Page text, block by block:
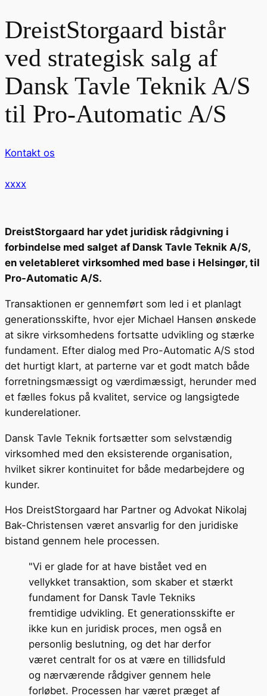
DreistStorgaard bistår
ved strategisk salg af
Dansk Tavle Teknik A/S
til Pro-Automatic A/S
Kontakt os
xxxx
DreistStorgaard har ydet juridisk rådgivning i
forbindelse med salget af Dansk Tavle Teknik A/S,
en veletableret virksomhed med base i Helsingør, til
Pro-Automatic A/S.
Transaktionen er gennemført som led i et planlagt
generationsskifte, hvor ejer Michael Hansen ønskede
at sikre virksomhedens fortsatte udvikling og stærke
fundament. Efter dialog med Pro-Automatic A/S stod
det hurtigt klart, at parterne var et godt match både
forretningsmæssigt og værdimæssigt, herunder med
et fælles fokus på kvalitet, service og langsigtede
kunderelationer.
Dansk Tavle Teknik fortsætter som selvstændig
virksomhed med den eksisterende organisation,
hvilket sikrer kontinuitet for både medarbejdere og
kunder.
Hos DreistStorgaard har Partner og Advokat Nikolaj
Bak-Christensen været ansvarlig for den juridiske
bistand gennem hele processen.
"Vi er glade for at have bistået ved en
vellykket transaktion, som skaber et stærkt
fundament for Dansk Tavle Tekniks
fremtidige udvikling. Et generationsskifte er
ikke kun en juridisk proces, men også en
personlig beslutning, og det har derfor
været centralt for os at være en tillidsfuld
og nærværende rådgiver gennem hele
forløbet. Processen har været præget af